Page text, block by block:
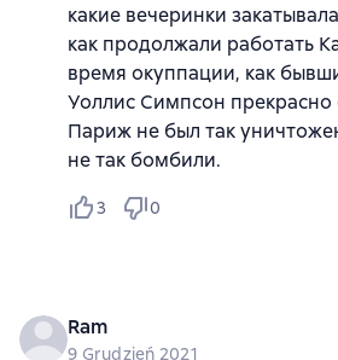
какие вечеринки
как продолжали работать
время окуппации, как
Уоллис Симпсон прекрасно
Париж не был так
не так бомбили.
3 0
Ram
9 Grudzień 2021